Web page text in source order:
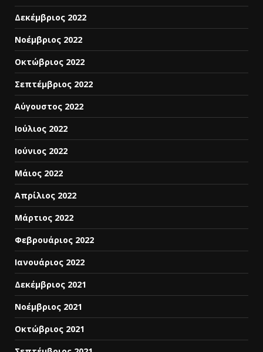
Δεκέμβριος 2022
Νοέμβριος 2022
Οκτώβριος 2022
Σεπτέμβριος 2022
Αύγουστος 2022
Ιούλιος 2022
Ιούνιος 2022
Μάιος 2022
Απρίλιος 2022
Μάρτιος 2022
Φεβρουάριος 2022
Ιανουάριος 2022
Δεκέμβριος 2021
Νοέμβριος 2021
Οκτώβριος 2021